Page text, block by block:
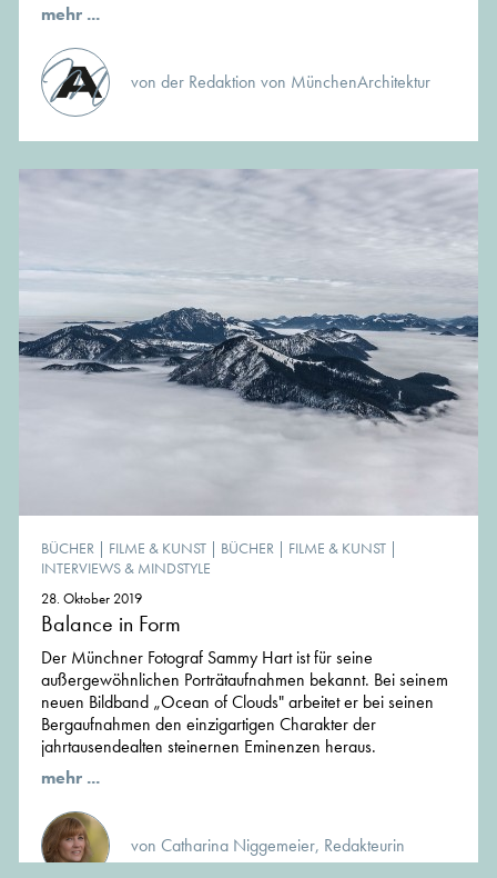
mehr ...
von der Redaktion von MünchenArchitektur
BÜCHER | FILME & KUNST | BÜCHER | FILME & KUNST |
INTERVIEWS & MINDSTYLE
28. Oktober 2019
Balance in Form
Der Münchner Fotograf Sammy Hart ist für seine
außergewöhnlichen Porträtaufnahmen bekannt. Bei seinem
neuen Bildband „Ocean of Clouds" arbeitet er bei seinen
Bergaufnahmen den einzigartigen Charakter der
jahrtausendealten steinernen Eminenzen heraus.
mehr ...
von Catharina Niggemeier, Redakteurin